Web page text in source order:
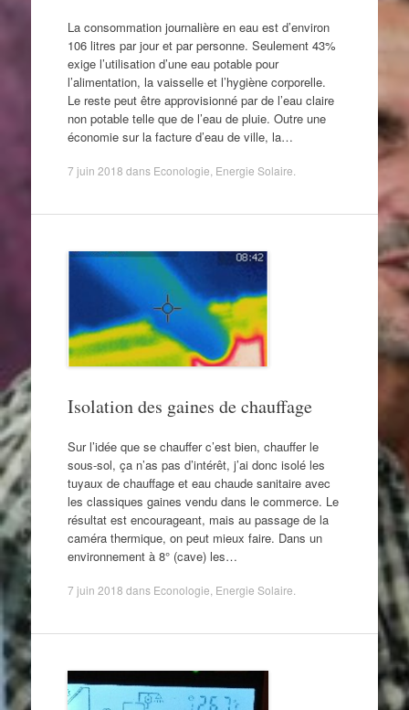
La consommation journalière en eau est d’environ
106 litres par jour et par personne. Seulement 43%
exige l’utilisation d’une eau potable pour
l’alimentation, la vaisselle et l’hygiène corporelle.
Le reste peut être approvisionné par de l’eau claire
non potable telle que de l’eau de pluie. Outre une
économie sur la facture d’eau de ville, la…
7 juin 2018 dans Econologie Energie Solaire
Isolation des gaines de chauffage
Sur l’idée que se chauffer c’est bien, chauffer le
sous-sol, ça n’as pas d’intérêt, j’ai donc isolé les
tuyaux de chauffage et eau chaude sanitaire avec
les classiques gaines vendu dans le commerce. Le
résultat est encourageant, mais au passage de la
caméra thermique, on peut mieux faire. Dans un
environnement à 8° (cave) les…
7 juin 2018 dans Econologie Energie Solaire